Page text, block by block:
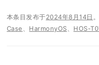
本条目发布于2024年8月14日
Case
HarmonyOS HOS-